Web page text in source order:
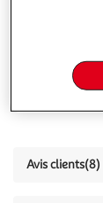
Avis clients(8)